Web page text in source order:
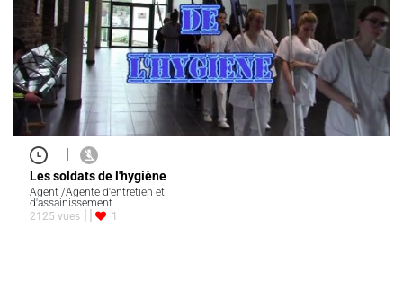
|
Les soldats de l'hygiène
Agent /Agente d'entretien et
d'assainissement
2125 vues
1